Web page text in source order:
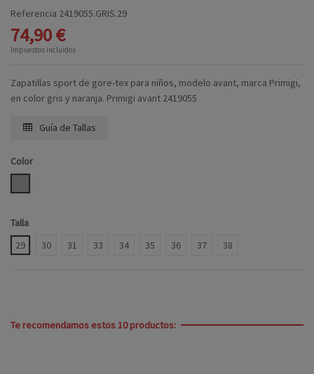
Referencia 2419055.GRIS.29
74,90 €
Impuestos incluidos
Zapatillas sport de gore-tex para niños, modelo avant, marca Primigi,
en color gris y naranja. Primigi avant 2419055
Guía de Tallas
Color
Talla
29
30 31 33 34 35 36 37 38
Te recomendamos estos 10 productos: